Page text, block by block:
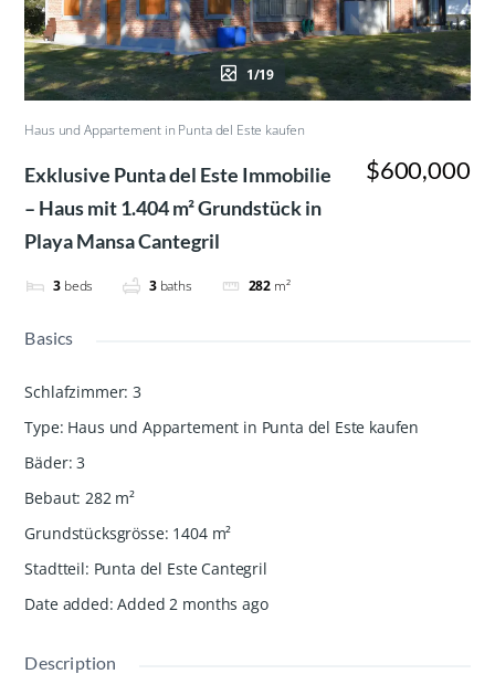
1/19
Haus und Appartement in Punta del Este kaufen
Exklusive Punta del Este Immobilie
– Haus mit 1.404 m² Grundstück in
Playa Mansa Cantegril
3 beds 3 baths 282 m²
$600,000
Basics
Schlafzimmer: 3
Type: Haus und Appartement in Punta del Este kaufen
Bäder: 3
Bebaut: 282 m²
Grundstücksgrösse: 1404 m²
Stadtteil: Punta del Este Cantegril
Date added: Added 2 months ago
Description